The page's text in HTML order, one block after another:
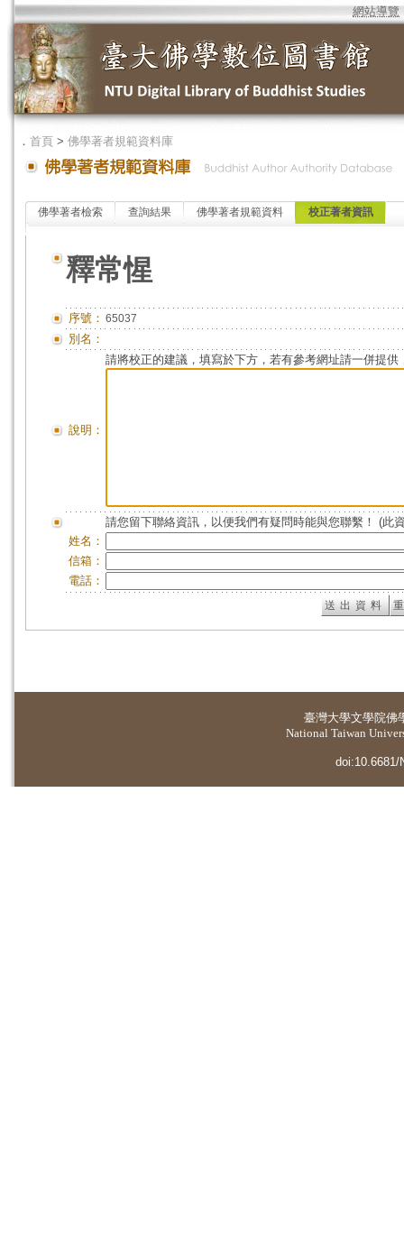
網站導覽
． 首頁 > 佛學著者規範資料庫
佛學著者檢索 查詢結果 佛學著者規範資料 校正著者資訊
釋常惺
序號： 65037
別名：
說明：
請將校正的建議，填寫於下方，若有參考網址請一併提供
請您留下聯絡資訊，以便我們有疑問時能與您聯繫！ (此
姓名：
信箱：
電話：
臺灣大學文學院佛
National Taiwan
doi:10.6681/